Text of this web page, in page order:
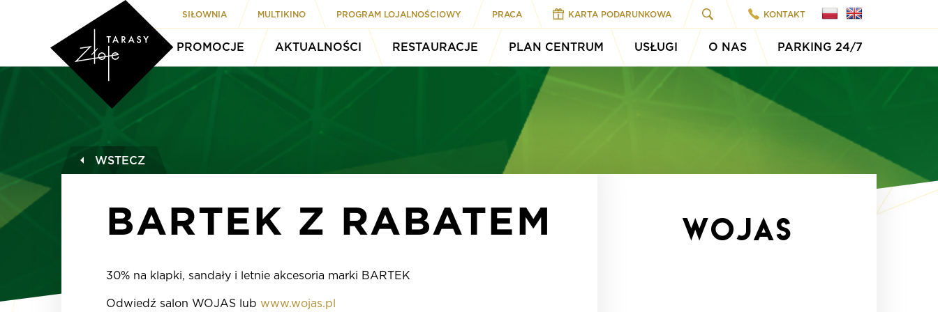
SIŁOWNIA MULTIKINO PROGRAM LOJALNOŚCIOWY PRACA KARTA PODARUNKOWA KONTAKT
PROMOCJE AKTUALNOŚCI RESTAURACJE PLAN CENTRUM USŁUGI O NAS PARKING 24/7
Wojas
WSTECZ
BARTEK Z RABATEM
30% na klapki, sandały i letnie akcesoria marki BARTEK
Odwiedź salon WOJAS lub www.wojas.pl